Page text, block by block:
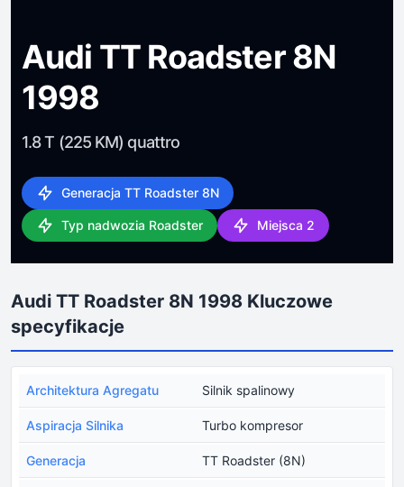
Audi TT Roadster 8N
1998
1.8 T (225 KM) quattro
Generacja TT Roadster 8N
Typ nadwozia Roadster Miejsca 2
Audi TT Roadster 8N 1998 Kluczowe
specyfikacje
Architektura Agregatu Silnik spalinowy
Aspiracja Silnika Turbo kompresor
Generacja TT Roadster (8N)